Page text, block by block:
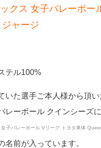
クス 女子バレーボ
ャージ
テル100%
いた選手ご本人様から頂い
レーボール クインシーズ
名前が入っています。